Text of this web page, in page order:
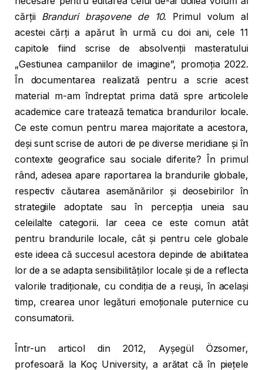
cărții Branduri brașovene de 10. Primul volum al
acestei cărți a apărut în urmă cu doi ani, cele 11
capitole fiind scrise de absolvenții masteratului
„Gestiunea campaniilor de imagine”, promoția 2022.
În documentarea realizată pentru a scrie acest
material m-am îndreptat prima dată spre articolele
academice care tratează tematica brandurilor locale.
Ce este comun pentru marea majoritate a acestora,
deși sunt scrise de autori de pe diverse meridiane și în
contexte geografice sau sociale diferite? În primul
rând, adesea apare raportarea la brandurile globale,
respectiv căutarea asemănărilor și deosebirilor în
strategiile adoptate sau în percepția uneia sau
celeilalte categorii. Iar ceea ce este comun atât
pentru brandurile locale, cât și pentru cele globale
este ideea că succesul acestora depinde de abilitatea
lor de a se adapta sensibilităților locale și de a reflecta
valorile tradiționale, cu condiția de a reuși, în același
timp, crearea unor legături emoționale puternice cu
consumatorii.
Într-un articol din 2012, Ayşegül Özsomer,
profesoară la Koç University, a arătat că în piețele